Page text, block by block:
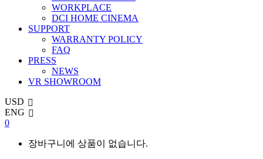
WORKPLACE
DCI HOME CINEMA
SUPPORT
WARRANTY POLICY
FAQ
PRESS
NEWS
VR SHOWROOM
USD
ENG
0
장바구니에 상품이 없습니다.